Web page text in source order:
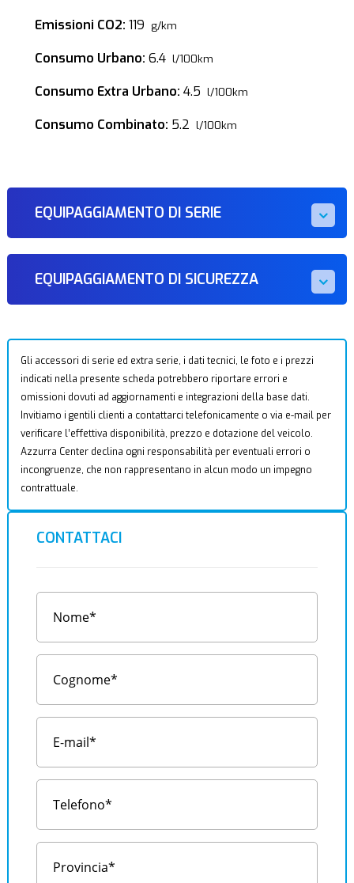
Emissioni CO2: 119 g/km
Consumo Urbano: 6.4 l/100km
Consumo Extra Urbano: 4.5 l/100km
Consumo Combinato: 5.2 l/100km
EQUIPAGGIAMENTO DI SERIE
EQUIPAGGIAMENTO DI SICUREZZA
Gli accessori di serie ed extra serie, i dati tecnici, le foto e i prezzi
indicati nella presente scheda potrebbero riportare errori e
omissioni dovuti ad aggiornamenti e integrazioni della base dati.
Invitiamo i gentili clienti a contattarci telefonicamente o via e-mail per
verificare l’effettiva disponibilità, prezzo e dotazione del veicolo.
Azzurra Center declina ogni responsabilità per eventuali errori o
incongruenze, che non rappresentano in alcun modo un impegno
contrattuale.
CONTATTACI